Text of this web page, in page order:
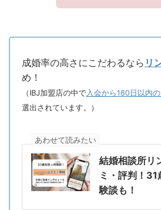
成婚率の高さにこだわるなら リ
め！
（IBJ加盟店の中で入会から180日以内
選出されています。）
結婚相談所リ
ミ・評判！
験談も！
あわせて読みたい